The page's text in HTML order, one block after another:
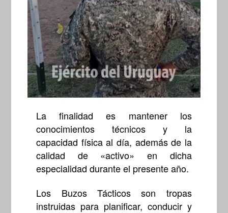
La finalidad es mantener los
conocimientos técnicos y la
capacidad física al día, además de la
calidad de «activo» en dicha
especialidad durante el presente año.
Los Buzos Tácticos son tropas
instruidas para planificar, conducir y